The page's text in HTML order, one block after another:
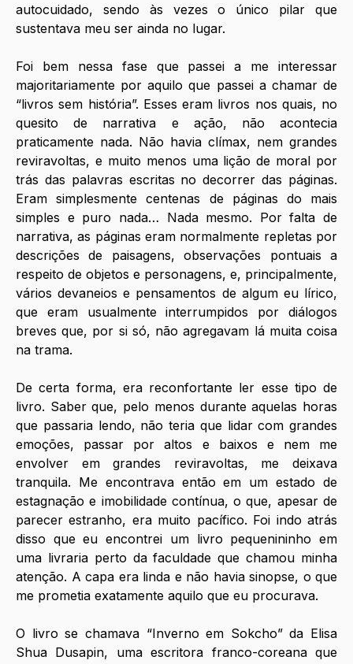
autocuidado, sendo às vezes o único pilar que
sustentava meu ser ainda no lugar.
Foi bem nessa fase que passei a me interessar
majoritariamente por aquilo que passei a chamar de
“livros sem história”. Esses eram livros nos quais, no
quesito de narrativa e ação, não acontecia
praticamente nada. Não havia clímax, nem grandes
reviravoltas, e muito menos uma lição de moral por
trás das palavras escritas no decorrer das páginas.
Eram simplesmente centenas de páginas do mais
simples e puro nada… Nada mesmo. Por falta de
narrativa, as páginas eram normalmente repletas por
descrições de paisagens, observações pontuais a
respeito de objetos e personagens, e, principalmente,
vários devaneios e pensamentos de algum eu lírico,
que eram usualmente interrumpidos por diálogos
breves que, por si só, não agregavam lá muita coisa
na trama.
De certa forma, era reconfortante ler esse tipo de
livro. Saber que, pelo menos durante aquelas horas
que passaria lendo, não teria que lidar com grandes
emoções, passar por altos e baixos e nem me
envolver em grandes reviravoltas, me deixava
tranquila. Me encontrava então em um estado de
estagnação e imobilidade contínua, o que, apesar de
parecer estranho, era muito pacífico. Foi indo atrás
disso que eu encontrei um livro pequenininho em
uma livraria perto da faculdade que chamou minha
atenção. A capa era linda e não havia sinopse, o que
me prometia exatamente aquilo que eu procurava.
O livro se chamava “Inverno em Sokcho” da Elisa
Shua Dusapin, uma escritora franco-coreana que